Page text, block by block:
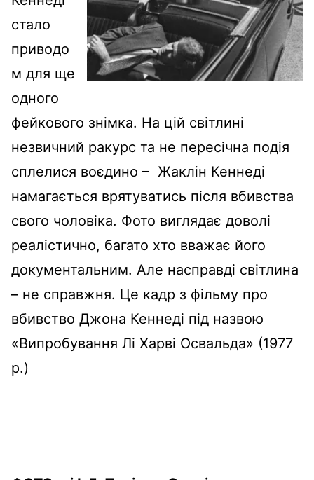
стало
приводо
м для ще
одного
фейкового знімка. На цій світлині
незвичний ракурс та не пересічна подія
сплелися воєдино – Жаклін Кеннеді
намагається врятуватись після вбивства
свого чоловіка. Фото виглядає доволі
реалістично, багато хто вважає його
документальним. Але насправді світлина
– не справжня. Це кадр з фільму про
вбивство Джона Кеннеді під назвою
«Випробування Лі Харві Освальда» (1977
р.)